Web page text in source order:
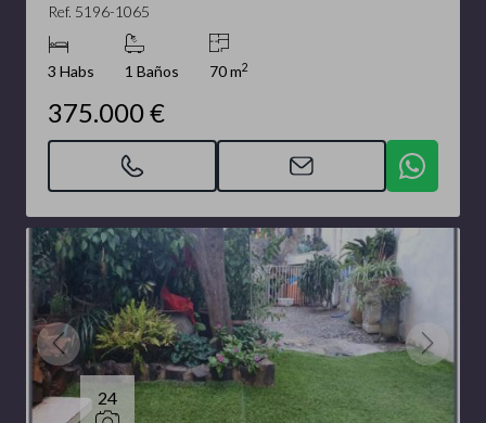
Ref. 5196-1065
3 Habs 1 Baños 70 m2
375.000 €
24